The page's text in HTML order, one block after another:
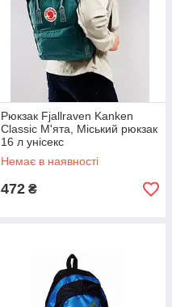
Рюкзак Fjallraven Kanken
Classic М'ята, Міський рюкзак
16 л унісекс
Немає в наявності
472 ₴